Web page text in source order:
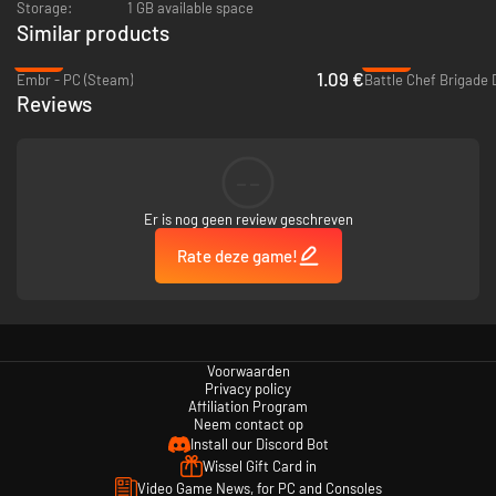
Storage:
1 GB available space
Similar products
Embr - PC (Steam)
1.09 €Battle Chef Brigade
Reviews
Er is nog geen review geschreven
Rate deze game!
Voorwaarden
Privacy policy
Affiliation Program
Neem contact op
Install our Discord Bot
Wissel Gift Card in
Video Game News, for PC and Consoles